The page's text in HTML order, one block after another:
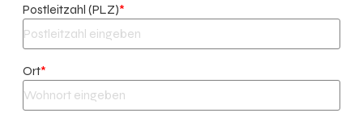
Postleitzahl (PLZ)*
Ort*